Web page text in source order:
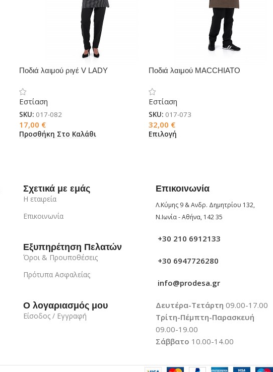
Ποδιά λαιμού ριγέ V LADY
Εστίαση
SKU: 017-082
17,00 €
Προσθήκη Στο Καλάθι
Ποδιά λαιμού MACCHIATO
Εστίαση
SKU: 017-073
32,00 €
Επιλογή
Σχετικά με εμάς
Η εταιρεία
Επικοινωνία
Εξυπηρέτηση Πελατών
Όροι & Προυποθέσεις
Πρότυπα Ασφαλείας
Ο λογαριασμός μου
Είσοδος / Εγγραφή
Επικοινωνία
Λ.Κύμης 9 & Ανδρ. Δημητρίου 132,
Ν.Ιωνία - Αθήνα, 142 35
+30 210 6912133
+30 6947726280
info@prodesa.gr
Δευτέρα-Τετάρτη 09.00-17.00
Τρίτη-Πέμπτη-Παρασκευή
09.00-19.00
Σάββατο 10.00-14.00